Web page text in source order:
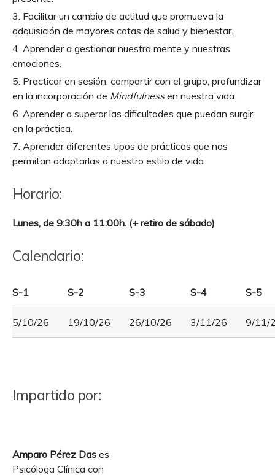
Facilitar un cambio de actitud que promueva la
adquisición de mayores cotas de salud y bienestar.
Aprender a gestionar nuestra mente y nuestras
emociones.
Practicar en sesión, compartir con el grupo, profundizar
en la incorporación de Mindfulnessen nuestra vida.
Aprender a superar las dificultades que puedan surgir
en la práctica.
Aprender diferentes tipos de prácticas que nos
permitan adaptarlas a nuestro estilo de vida.
Horario:
Lunes, de 9:30h a 11:00h. (+ retiro de sábado)
Calendario:
S-1 S-2 S-3 S-4 S-5
5/10/26 19/10/26 26/10/26 3/11/26 9/11/
Impartido por:
Amparo Pérez Das es
Psicóloga Clínica con